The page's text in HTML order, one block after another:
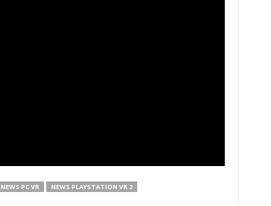
NEWS PC VR NEWS PLAYSTATION VR 2